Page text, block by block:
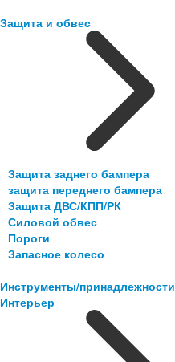
Защита и обвес
Защита заднего бампера
защита переднего бампера
Защита ДВС/КПП/РК
Силовой обвес
Пороги
Запасное колесо
Инструменты/принадлежности
Интерьер